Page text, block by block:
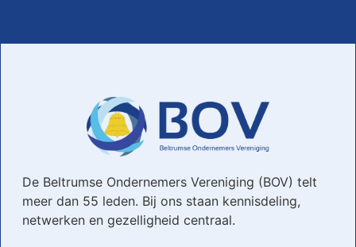
De Beltrumse Ondernemers Vereniging (BOV) telt
meer dan 55 leden. Bij ons staan kennisdeling,
netwerken en gezelligheid centraal.